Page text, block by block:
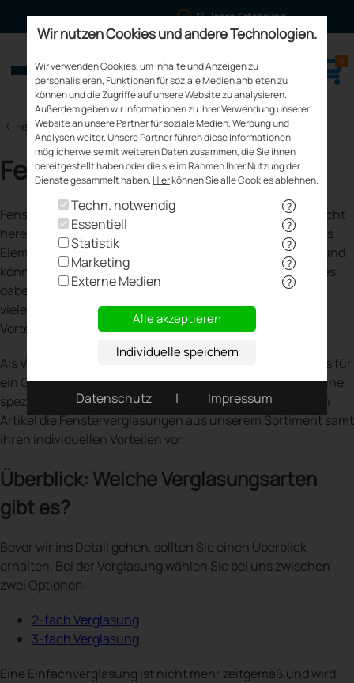
15 Jahre Erfahrung
meinfenster24.de
Fenster - Türen - Rollläden
0
< Fenster Kaufen
Fensterverglasung
Fenster haben schon lange nicht mehr nur den Zweck, Licht
hereinzulassen. Sie sind heutzutage auch ein dekoratives
Element, tragen zu einer besseren Wärmedämmung bei und
können auch vor neugierigen Blicken schützen. Worauf es
dabei ankommt, ist die Verglasung. Dafür gibt es nämlich
viele verschiedene Optionen, die Ihnen unterschiedliche
Vorteile bieten.
Als Verbraucher verlieren Sie schnell denn Überblick: Was für
ein Glas brauche ich überhaupt? Brauche ich vielleicht eine
spezielle Verglasung? Deshalb stellen wir Ihnen in diesem
Artikel die Fensterverglasungen aus unserem Sortiment samt
ihren individuellen Vorteilen vor.
Überblick: Welche Verglasungsarten
gibt es?
Bevor wir ins Detail gehen, sollten Sie einen Überblick
erhalten. Bei der Verglasung wählen Sie bei uns zwischen
zwei Optionen:
2-fach Verglasung
3-fach Verglasung
Eine Einfachverglasung ist nicht mehr zeitgemäß und wird
Wir nutzen Cookies und andere Technologien.
Wir verwenden Cookies, um Inhalte und Anzeigen zu
personalisieren, Funktionen für soziale Medien anbieten zu
können und die Zugriffe auf unsere Website zu analysieren.
Außerdem geben wir Informationen zu Ihrer Verwendung unserer
Website an unsere Partner für soziale Medien, Werbung und
Analysen weiter. Unsere Partner führen diese Informationen
möglicherweise mit weiteren Daten zusammen, die Sie ihnen
bereitgestellt haben oder die sie im Rahmen Ihrer Nutzung der
Dienste gesammelt haben.Hierkönnen Sie alle Cookies ablehnen.
Techn. notwendig ?
Essentiell ?
Statistik ?
Marketing ?
Externe Medien ?
Alle akzeptieren
Individuelle speichern
Datenschutz | Impressum